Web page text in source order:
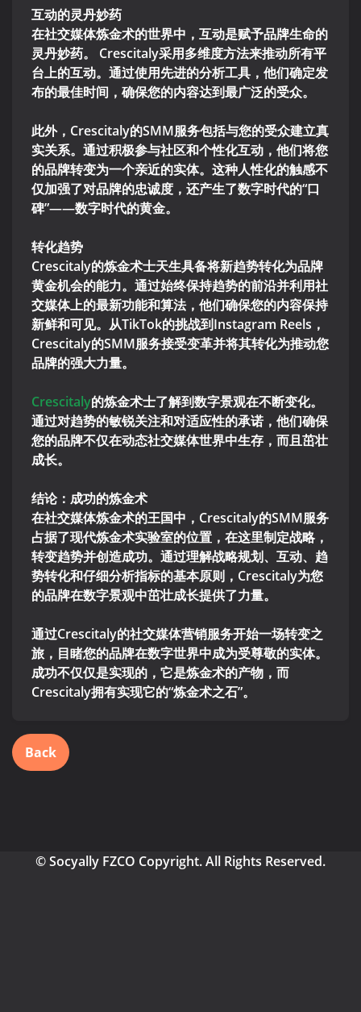
互动的灵丹妙药
在社交媒体炼金术的世界中，互动是赋予品牌生命的
灵丹妙药。 Crescitaly采用多维度方法来推动所有平
台上的互动。通过使用先进的分析工具，他们确定发
布的最佳时间，确保您的内容达到最广泛的受众。
此外，Crescitaly的SMM服务包括与您的受众建立真
实关系。通过积极参与社区和个性化互动，他们将您
的品牌转变为一个亲近的实体。这种人性化的触感不
仅加强了对品牌的忠诚度，还产生了数字时代的“口
碑”——数字时代的黄金。
转化趋势
Crescitaly的炼金术士天生具备将新趋势转化为品牌
黄金机会的能力。通过始终保持趋势的前沿并利用社
交媒体上的最新功能和算法，他们确保您的内容保持
新鲜和可见。从TikTok的挑战到Instagram Reels，
Crescitaly的SMM服务接受变革并将其转化为推动您
品牌的强大力量。
Crescitaly的炼金术士了解到数字景观在不断变化。
通过对趋势的敏锐关注和对适应性的承诺，他们确保
您的品牌不仅在动态社交媒体世界中生存，而且茁壮
成长。
结论：成功的炼金术
在社交媒体炼金术的王国中，Crescitaly的SMM服务
占据了现代炼金术实验室的位置，在这里制定战略，
转变趋势并创造成功。通过理解战略规划、互动、趋
势转化和仔细分析指标的基本原则，Crescitaly为您
的品牌在数字景观中茁壮成长提供了力量。
通过Crescitaly的社交媒体营销服务开始一场转变之
旅，目睹您的品牌在数字世界中成为受尊敬的实体。
成功不仅仅是实现的，它是炼金术的产物，而
Crescitaly拥有实现它的“炼金术之石”。
Back
© Socyally FZCO Copyright. All Rights Reserved.